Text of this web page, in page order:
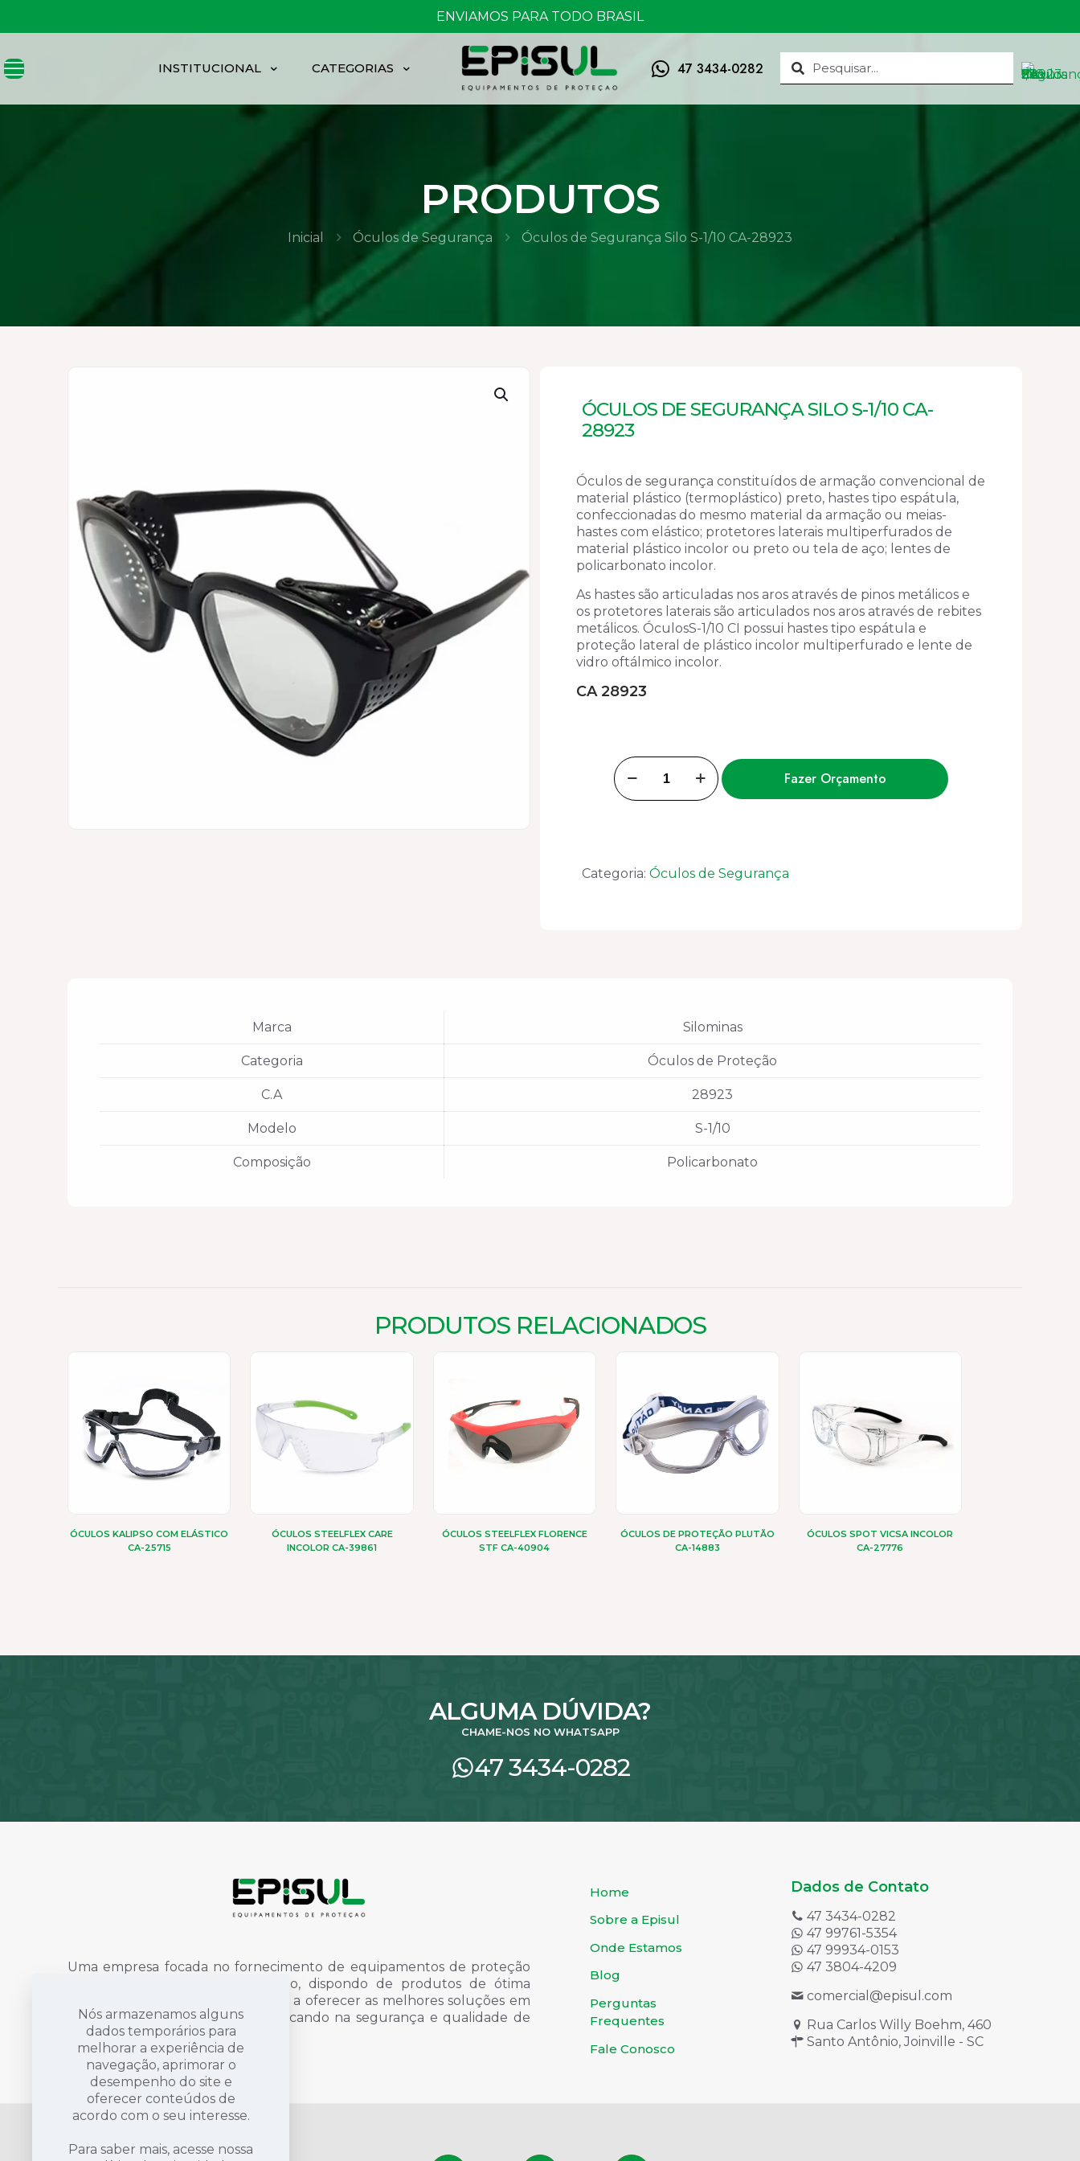
FRETE GRÁTIS ACIMA DE 150,00
INSTITUCIONAL CATEGORIAS 47 3434-0282
PRODUTOS
Inicial Óculos de Segurança Óculos de Segurança Silo S-1/10 CA-28923
ÓCULOS DE SEGURANÇA SILO S-1/10 CA-
28923
Óculos de segurança constituídos de armação convencional de
material plástico (termoplástico) preto, hastes tipo espátula,
confeccionadas do mesmo material da armação ou meias-
hastes com elástico; protetores laterais multiperfurados de
material plástico incolor ou preto ou tela de aço; lentes de
policarbonato incolor.
As hastes são articuladas nos aros através de pinos metálicos e
os protetores laterais são articulados nos aros através de rebites
metálicos. ÓculosS-1/10 CI possui hastes tipo espátula e
proteção lateral de plástico incolor multiperfurado e lente de
vidro oftálmico incolor.
CA 28923
Óculos
de
Segurança
CA-
28923
Fazer Orçamento
Categoria: Óculos de Segurança
Marca Silominas
Categoria Óculos de Proteção
C.A 28923
Modelo S-1/10
Composição Policarbonato
PRODUTOS RELACIONADOS
ÓCULOS KALIPSO COM ELÁSTICO
CA-25715
ÓCULOS STEELFLEX CARE
INCOLOR CA-39861
ÓCULOS STEELFLEX FLORENCE
STF CA-40904
ÓCULOS DE PROTEÇÃO PLUTÃO
CA-14883
ÓCULOS SPOT VICSA INCOLOR
CA-27776
ALGUMA DÚVIDA?
CHAME-NOS NO WHATSAPP
47 3434-0282
Uma empresa focada no fornecimento de equipamentos de proteção
individual, uniformes e finalização, dispondo de produtos de ótima
qualidade e profissionais dispostos a oferecer as melhores soluções em
proteção e sinalização, sempre focando na segurança e qualidade de
vida das pessoas.Saiba mais
Home
Sobre a Episul
Onde Estamos
Blog
Perguntas
Frequentes
Fale Conosco
Dados de Contato
47 3434-0282
47 99761-5354
47 99934-0153
47 3804-4209
comercial@episul.com
Rua Carlos Willy Boehm, 460
Santo Antônio, Joinville - SC
Nós armazenamos alguns
dados temporários para
melhorar a experiência de
navegação, aprimorar o
desempenho do site e
oferecer conteúdos de
acordo com o seu interesse.
Para saber mais, acesse nossa